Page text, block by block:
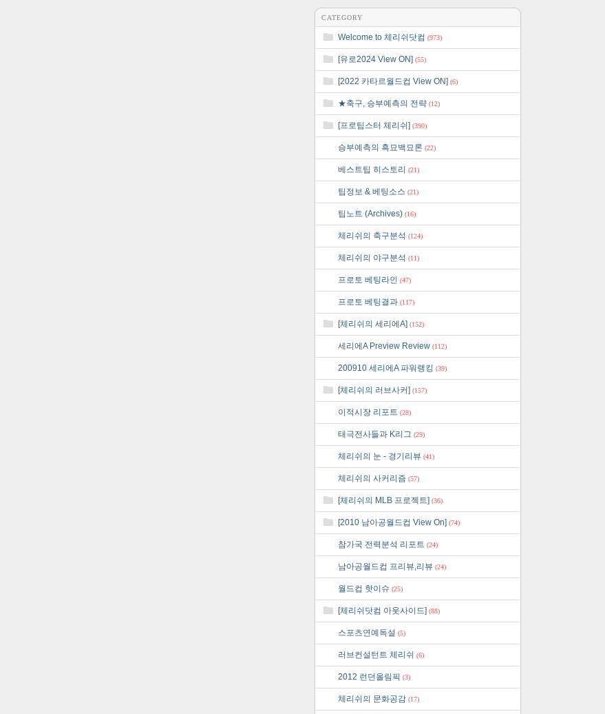
CATEGORY
Welcome to 체리쉬닷컴 (973)
[유로2024 View ON] (55)
[2022 카타르월드컵 View ON] (6)
★축구, 승부예측의 전략 (12)
[프로팁스터 체리쉬] (390)
승부예측의 흑묘백묘론 (22)
베스트팁 히스토리 (21)
팁정보 & 베팅소스 (21)
팁노트 (Archives) (16)
체리쉬의 축구분석 (124)
체리쉬의 야구분석 (11)
프로토 베팅라인 (47)
프로토 베팅결과 (117)
[체리쉬의 세리에A] (152)
세리에A Preview Review (112)
200910 세리에A 파워랭킹 (39)
[체리쉬의 러브사커] (157)
이적시장 리포트 (28)
태극전사들과 K리그 (29)
체리쉬의 눈 - 경기리뷰 (41)
체리쉬의 사커리즘 (57)
[체리쉬의 MLB 프로젝트] (36)
[2010 남아공월드컵 View On] (74)
참가국 전력분석 리포트 (24)
남아공월드컵 프리뷰,리뷰 (24)
월드컵 핫이슈 (25)
[체리쉬닷컴 아웃사이드] (88)
스포츠연예독설 (5)
러브컨설턴트 체리쉬 (6)
2012 런던올림픽 (3)
체리쉬의 문화공감 (17)